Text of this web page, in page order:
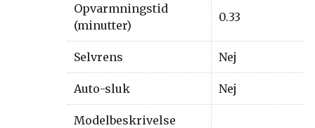
Opvarmningstid
(minutter)
0.33
Selvrens Nej
Auto-sluk Nej
Modelbeskrivelse